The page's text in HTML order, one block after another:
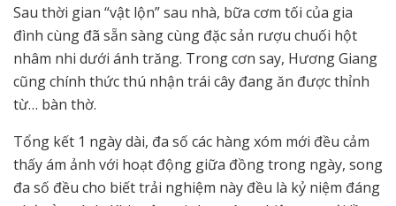
Sau thời gian “vật lộn” sau nhà, bữa cơm tối của gia
đình cùng đã sẵn sàng cùng đặc sản rượu chuối hột
nhâm nhi dưới ánh trăng. Trong cơn say, Hương Giang
cũng chính thức thú nhận trái cây đang ăn được thỉnh
từ… bàn thờ.
Tổng kết 1 ngày dài, đa số các hàng xóm mới đều cảm
thấy ám ảnh với hoạt động giữa đồng trong ngày, song
đa số đều cho biết trải nghiệm này đều là kỷ niệm đáng